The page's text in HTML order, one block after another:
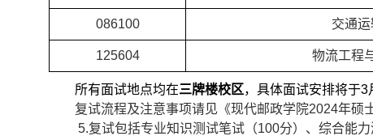
086100 交通
125604 物流工程
所有面试地点均在三牌楼校区， 具体面试安排将于3
复试流程及注意事项请见《现代邮政学院2024年硕
5.复试包括专业知识测试笔试（100分）、综合能力